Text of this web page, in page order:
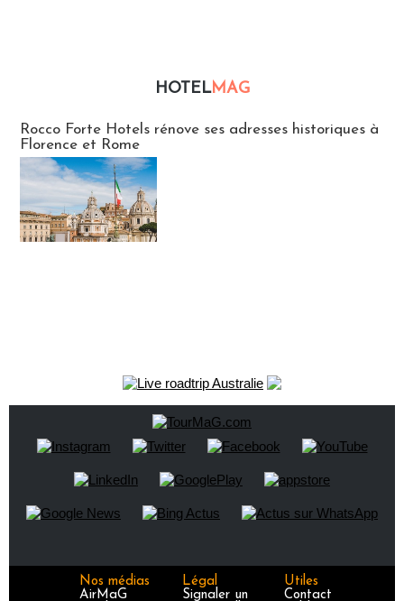
HOTELMAG
Rocco Forte Hotels rénove ses adresses historiques à
Florence et Rome
Nos médias
AirMaG
Légal
Signaler un
Utiles
Contact